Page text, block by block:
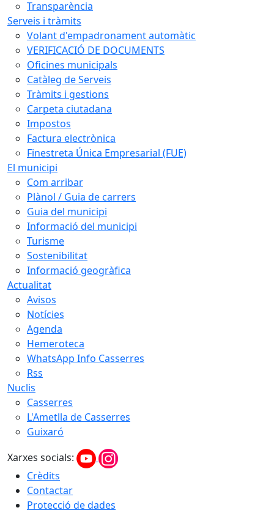
Transparència
Serveis i tràmits
Volant d'empadronament automàtic
VERIFICACIÓ DE DOCUMENTS
Oficines municipals
Catàleg de Serveis
Tràmits i gestions
Carpeta ciutadana
Impostos
Factura electrònica
Finestreta Única Empresarial (FUE)
El municipi
Com arribar
Plànol / Guia de carrers
Guia del municipi
Informació del municipi
Turisme
Sostenibilitat
Informació geogràfica
Actualitat
Avisos
Notícies
Agenda
Hemeroteca
WhatsApp Info Casserres
Rss
Nuclis
Casserres
L'Ametlla de Casserres
Guixaró
Xarxes socials:
Crèdits
Contactar
Protecció de dades